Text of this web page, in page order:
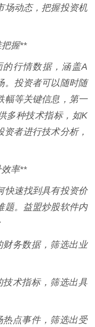
场动态，把握投资机
握**
行情数据，涵盖A
。投资者可以随时随
幅等关键信息，第一
多种技术指标，如K
者进行技术分析，
率**
快速找到具有投资价
题。益盟炒股软件内
务数据，筛选出业
术指标，筛选出具
点事件，筛选出受